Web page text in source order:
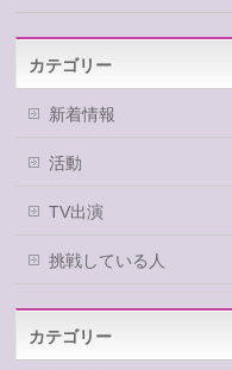
カテゴリー
新着情報
活動
TV出演
挑戦している人
カテゴリー